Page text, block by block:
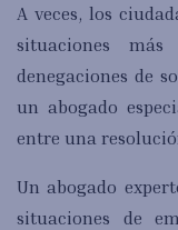
A veces, los
situaciones más
denegaciones de
un abogado
entre una
Un abogado
situaciones de